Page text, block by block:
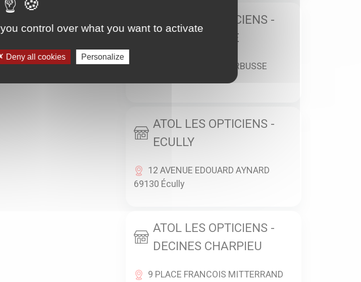
ATOL LES OPTICIENS -
VILLEURBANNE
28 AVENUE HENRI BARBUSSE
ATOL LES OPTICIENS -
ECULLY
12 AVENUE EDOUARD AYNARD
69130 Écully
ATOL LES OPTICIENS -
DECINES CHARPIEU
9 PLACE FRANCOIS MITTERRAND
control over what you want to activate
Deny all cookies Personalize